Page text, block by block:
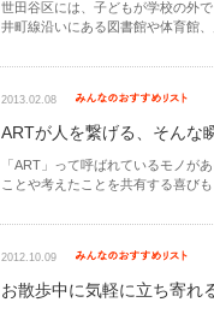
世田谷区には、子どもが学校の外
井町線沿いにある図書館や体育館
2013.02.08
ARTが人を繋げる、そんな
「ART」って呼ばれているモノが
ことや考えたことを共有する喜び
2012.10.09
お散歩中に気軽に立ち寄れ